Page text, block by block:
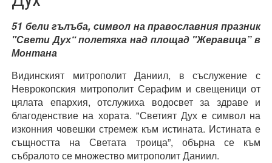
51 бели гълъба, символ на православния празник
"Свети Дух“ полетяха над площад "Жеравица” в
Монтана
Видинският митрополит Даниил, в съслужение с
Неврокопския митрополит Серафим и свещеници от
цялата епархия, отслужиха водосвет за здраве и
благоденствие на хората. "Светият Дух е символ на
изконния човешки стремеж към истината. Истината е
същността на Светата троица”, обърна се към
събралото се множество митрополит Даниил.